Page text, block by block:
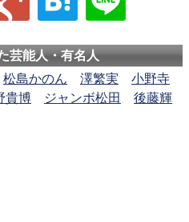
芸能人・有名人
松島かのん 澤繁実
小野寺
貴博 ジャンボ松田
後藤輝